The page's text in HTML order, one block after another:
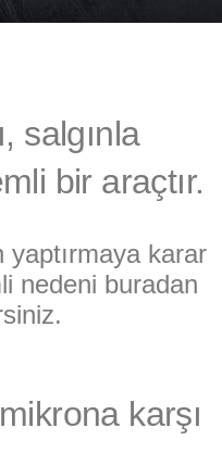
salgınla
bir araçtır.
yaptırmaya karar
nedeni buradan
karşı